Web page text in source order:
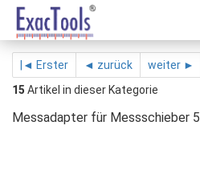
|◄ Erster ◄ zurück weiter ►
15 Artikel in dieser Kategorie
Messadapter für Messschieber